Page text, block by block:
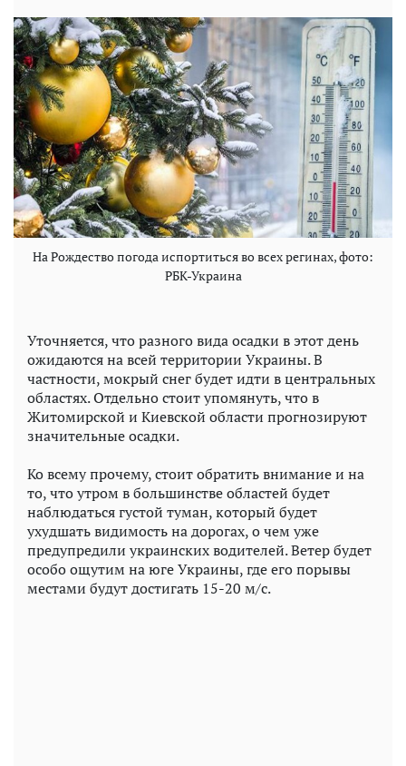
На Рождество погода испортиться во всех регинах, фото:
РБК-Украина
Уточняется, что разного вида осадки в этот день
ожидаются на всей территории Украины. В
частности, мокрый снег будет идти в центральных
областях. Отдельно стоит упомянуть, что в
Житомирской и Киевской области прогнозируют
значительные осадки.
Ко всему прочему, стоит обратить внимание и на
то, что утром в большинстве областей будет
наблюдаться густой туман, который будет
ухудшать видимость на дорогах, о чем уже
предупредили украинских водителей. Ветер будет
особо ощутим на юге Украины, где его порывы
местами будут достигать 15-20 м/с.